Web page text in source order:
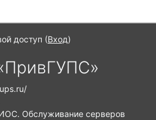
доступ (Вход)
Обслуживание серверов